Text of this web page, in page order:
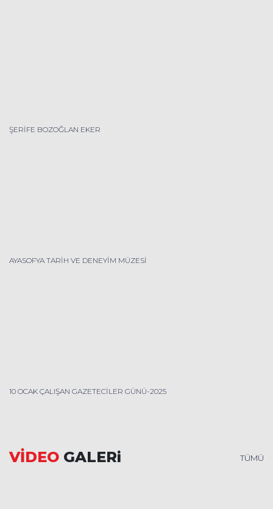
ŞERİFE BOZOĞLAN EKER
AYASOFYA TARİH VE DENEYİM MÜZESİ
10 OCAK ÇALIŞAN GAZETECİLER GÜNÜ-2025
VİDEO GALERi TÜMÜ